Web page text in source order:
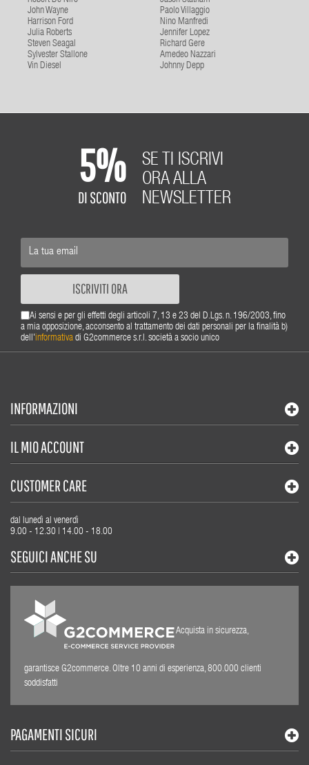
John Wayne
Paolo Villaggio
Harrison Ford
Nino Manfredi
Julia Roberts
Jennifer Lopez
Steven Seagal
Richard Gere
Sylvester Stallone
Amedeo Nazzari
Vin Diesel
Johnny Depp
5%
DI SCONTO
SE TI ISCRIVI
ORA ALLA
NEWSLETTER
ISCRIVITI ORA
Ai sensi e per gli effetti degli articoli 7, 13 e 23 del D.Lgs. n. 196/2003, fino
a mia opposizione, acconsento al trattamento dei dati personali per la finalità b)
dell'informativa di G2commerce s.r.l. società a socio unico
INFORMAZIONI
IL MIO ACCOUNT
CUSTOMER CARE
dal lunedì al venerdì
9.00 - 12.30 | 14.00 - 18.00
SEGUICI ANCHE SU
Acquista in sicurezza,
garantisce G2commerce. Oltre 10 anni di esperienza, 800.000 clienti
soddisfatti
PAGAMENTI SICURI